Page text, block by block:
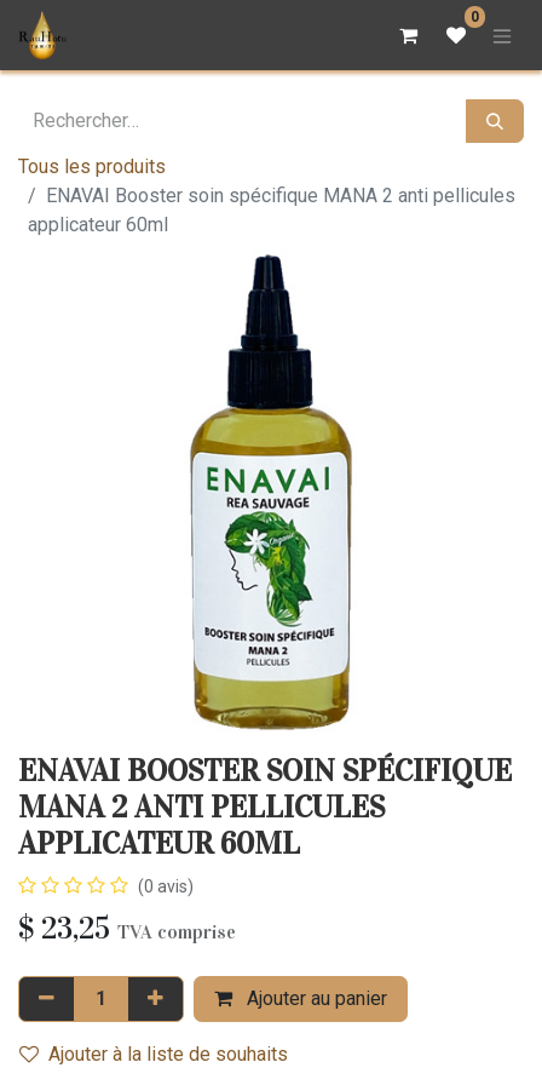
0
Tous les produits
ENAVAI Booster soin spécifique MANA 2 anti pellicules
applicateur 60ml
ENAVAI BOOSTER SOIN SPÉCIFIQUE
MANA 2 ANTI PELLICULES
APPLICATEUR 60ML
(0 avis)
$ 23,25 TVA comprise
Ajouter au panier
Ajouter à la liste de souhaits